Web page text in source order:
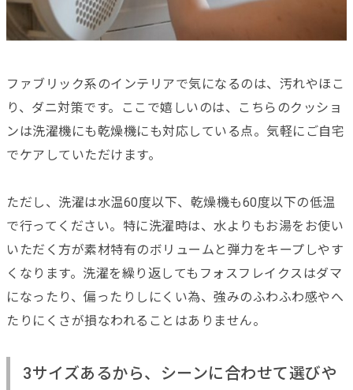
ファブリック系のインテリアで気になるのは、汚れやほこ
り、ダニ対策です。ここで嬉しいのは、こちらのクッショ
ンは洗濯機にも乾燥機にも対応している点。気軽にご自宅
でケアしていただけます。
ただし、洗濯は水温60度以下、乾燥機も60度以下の低温
で行ってください。特に洗濯時は、水よりもお湯をお使い
いただく方が素材特有のボリュームと弾力をキープしやす
くなります。洗濯を繰り返してもフォスフレイクスはダマ
になったり、偏ったりしにくい為、強みのふわふわ感やへ
たりにくさが損なわれることはありません。
3サイズあるから、シーンに合わせて選びや